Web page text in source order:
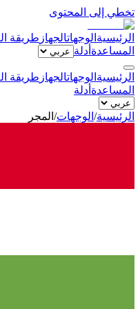
تخطي إلى المحتوى
الرئيسية الوجهاتالجهاز طريقة
المساعدة أدلة
الرئيسية الوجهاتالجهاز طريقة
المساعدة أدلة
الرئيسية/ الوجهات/ المجر